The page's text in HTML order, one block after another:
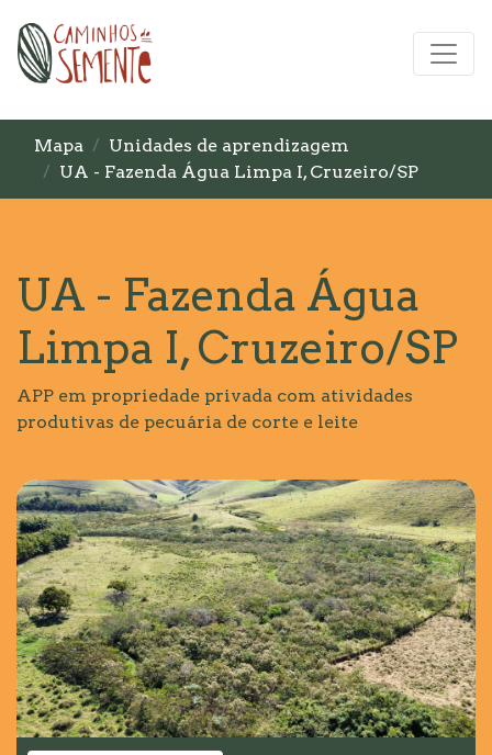
Mapa
Unidades de aprendizagem
UA - Fazenda Água Limpa I, Cruzeiro/SP
UA - Fazenda Água
Limpa I, Cruzeiro/SP
APP em propriedade privada com atividades
produtivas de pecuária de corte e leite